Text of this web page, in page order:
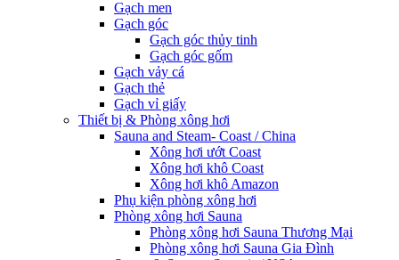
Gạch men
Gạch góc
Gạch góc thủy tinh
Gạch góc gốm
Gạch vảy cá
Gạch thẻ
Gạch vỉ giấy
Thiết bị & Phòng xông hơi
Sauna and Steam- Coast / China
Xông hơi ướt Coast
Xông hơi khô Coast
Xông hơi khô Amazon
Phụ kiện phòng xông hơi
Phòng xông hơi Sauna
Phòng xông hơi Sauna Thương Mại
Phòng xông hơi Sauna Gia Đình